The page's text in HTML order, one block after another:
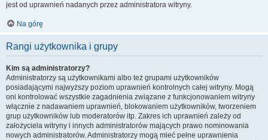
jest od uprawnień nadanych przez administratora witryny.
Na górę
Rangi użytkownika i grupy
Kim są administratorzy?
Administratorzy są użytkownikami albo też grupami użytkowników
posiadającymi najwyższy poziom uprawnień kontrolnych całej witryny. Mogą
oni kontrolować wszystkie zagadnienia związane z funkcjonowaniem witryny
włącznie z nadawaniem uprawnień, blokowaniem użytkowników, tworzeniem
grup użytkowników lub moderatorów itp. Zakres ich uprawnień zależy od
założyciela witryny i innych administratorów mających prawo nominowania
nowych administratorów. Administratorzy mogą mieć pełne uprawnienia